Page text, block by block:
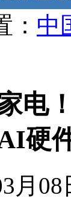
： 中
电
硬
月08